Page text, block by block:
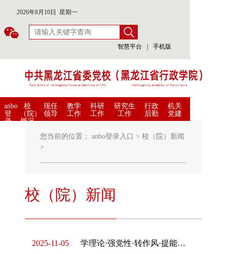
2026年8月10日 星期一
智慧平台 手机版
anbo
登
录
校
（院）
概况
现任
领导
教学
工作
科研
工作
研究生
工作
行政
后勤
机关
党建
您当前的位置： anbo登录入口 > 校（院）新闻
>
校（院）新闻
2025-11-05 学理论·强党性·转作风·提能力【4】校（院）开展履职能力专题培训第三讲聚焦提升抓落实能力